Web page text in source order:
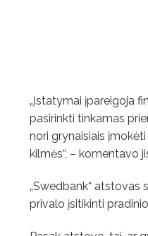
„Įstatymai įpareigoja
pasirinkti tinkamas
nori grynaisiais
kilmės“, – komentavo
„Swedbank“ atstovas
privalo įsitikinti